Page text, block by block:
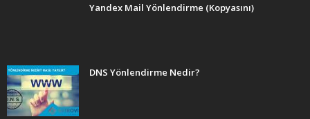
Yandex Mail Yönlendirme (Kopyasını)
DNS Yönlendirme Nedir?